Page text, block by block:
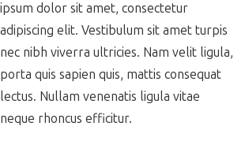
ipsum dolor sit amet, consectetur
adipiscing elit. Vestibulum sit amet turpis
nec nibh viverra ultricies. Nam velit ligula,
porta quis sapien quis, mattis consequat
lectus. Nullam venenatis ligula vitae
neque rhoncus efficitur.